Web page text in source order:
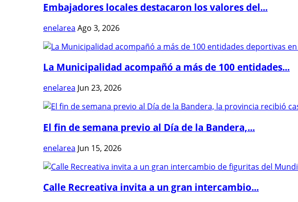
Embajadores locales destacaron los valores del...
enelarea Ago 3, 2026
La Municipalidad acompañó a más de 100 entidades...
enelarea Jun 23, 2026
El fin de semana previo al Día de la Bandera,...
enelarea Jun 15, 2026
Calle Recreativa invita a un gran intercambio...